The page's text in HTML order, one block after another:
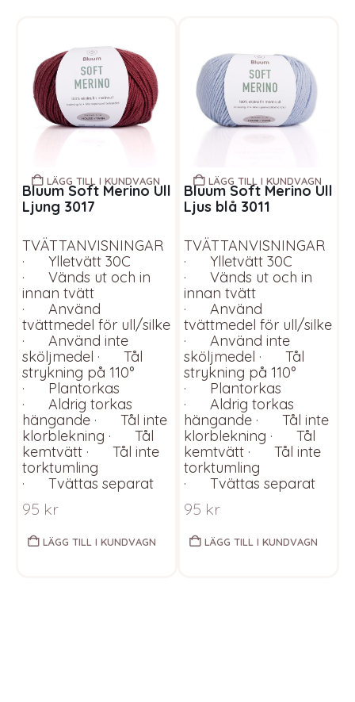
LÄGG TILL I KUNDVAGN
Bluum Soft Merino Ull
Ljung 3017
TVÄTTANVISNINGAR
· Ylletvätt 30C
· Vänds ut och in
innan tvätt
· Använd
tvättmedel för ull/silke
· Använd inte
sköljmedel · Tål
strykning på 110°
· Plantorkas
· Aldrig torkas
hängande · Tål inte
klorblekning · Tål
kemtvätt · Tål inte
torktumling
· Tvättas separat
95 kr
LÄGG TILL I KUNDVAGN
LÄGG TILL I KUNDVAGN
Bluum Soft Merino Ull
Ljus blå 3011
TVÄTTANVISNINGAR
· Ylletvätt 30C
· Vänds ut och in
innan tvätt
· Använd
tvättmedel för ull/silke
· Använd inte
sköljmedel · Tål
strykning på 110°
· Plantorkas
· Aldrig torkas
hängande · Tål inte
klorblekning · Tål
kemtvätt · Tål inte
torktumling
· Tvättas separat
95 kr
LÄGG TILL I KUNDVAGN